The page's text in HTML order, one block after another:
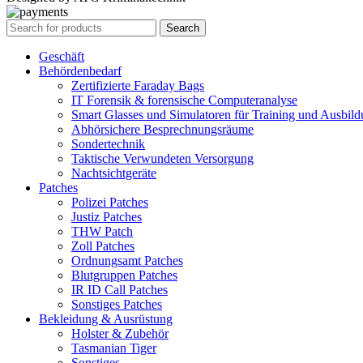
Search
Geschäft
Behördenbedarf
Zertifizierte Faraday Bags
IT Forensik & forensische Computeranalyse
Smart Glasses und Simulatoren für Training und
Abhörsichere Besprechnungsräume
Sondertechnik
Taktische Verwundeten Versorgung
Nachtsichtgeräte
Patches
Polizei Patches
Justiz Patches
THW Patch
Zoll Patches
Ordnungsamt Patches
Blutgruppen Patches
IR ID Call Patches
Sonstiges Patches
Bekleidung & Ausrüstung
Holster & Zubehör
Tasmanian Tiger